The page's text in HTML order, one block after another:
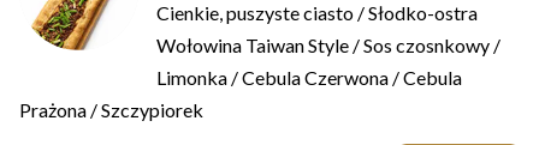
Cienkie, puszyste ciasto / Słodko-ostra
Wołowina Taiwan Style / Sos czosnkowy /
Limonka / Cebula Czerwona / Cebula
Prażona / Szczypiorek